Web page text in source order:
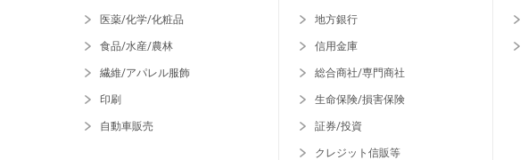
医薬/化学/化粧品
食品/水産/農林
繊維/アパレル服飾
印刷
自動車販売
地方銀行
信用金庫
総合商社/専門商社
生命保険/損害保険
証券/投資
クレジット信販等